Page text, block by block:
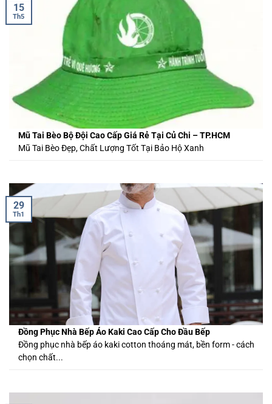
Mũ Tai Bèo Bộ Đội Cao Cấp Giá Rẻ Tại Củ Chi – TP.HCM
Mũ Tai Bèo Đẹp, Chất Lượng Tốt Tại Bảo Hộ Xanh
15
Th5
Đồng Phục Nhà Bếp Áo Kaki Cao Cấp Cho Đầu Bếp
Đồng phục nhà bếp áo kaki cotton thoáng mát, bền form - cách
chọn chất...
29
Th1